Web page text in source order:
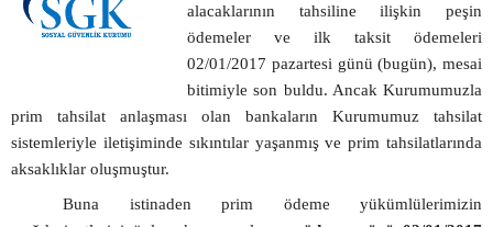
alacaklarının tahsiline ilişkin peşin
ödemeler ve ilk taksit ödemeleri
02/01/2017 pazartesi günü (bugün), mesai
bitimiyle son buldu. Ancak Kurumumuzla
prim tahsilat anlaşması olan bankaların Kurumumuz tahsilat
sistemleriyle iletişiminde sıkıntılar yaşanmış ve prim tahsilatlarında
aksaklıklar oluşmuştur.
Buna istinaden prim ödeme yükümlülerimizin